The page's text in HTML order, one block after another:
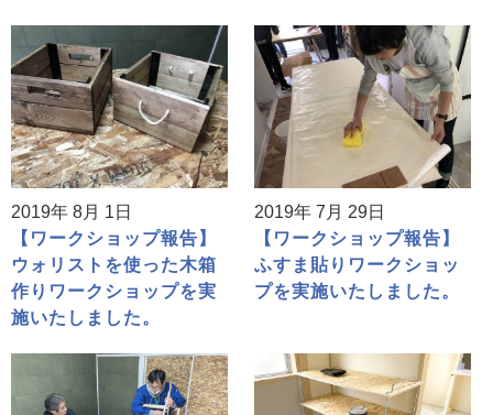
2019年 8月 1日
【ワークショップ報告】
ウォリストを使った木箱
作りワークショップを実
施いたしました。
2019年 7月 29日
【ワークショップ報告】
ふすま貼りワークショッ
プを実施いたしました。